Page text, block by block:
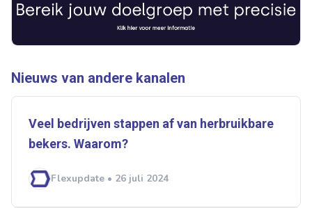
Nieuws van andere kanalen
Veel bedrijven stappen af van herbruikbare
bekers. Waarom?
Flexupdate • 26 juli 2024